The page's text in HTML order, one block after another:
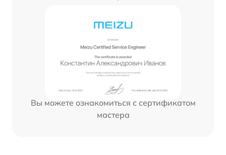
Вы можете ознакомиться с сертификатом
мастера